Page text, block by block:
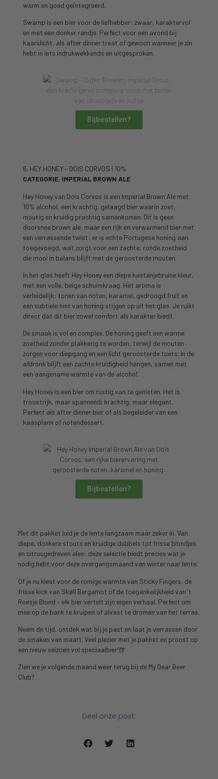
warm en goed geïntegreerd.
Swamp is een bier voor de liefhebber: zwaar, karaktervol
en met een donker randje. Perfect voor een avond bij
kaarslicht, als after dinner treat of gewoon wanneer je zin
hebt in iets indrukwekkends en uitgesproken.
Bijbestellen?
6. HEY HONEY – DOIS CORVOS | 10%
CATEGORIE: IMPERIAL BROWN ALE
Hey Honey van Dois Corvos is een Imperial Brown Ale met
10% alcohol, een krachtig, gelaagd bier waarin zoet,
moutig en kruidig prachtig samenkomen. Dit is geen
doorsnee brown ale, maar een rijk en verwarmend bier met
een verrassende twist: er is echte Portugese honing aan
toegevoegd, wat zorgt voor een zachte, ronde zoetheid
die mooi in balans blijft met de geroosterde mouten.
In het glas heeft Hey Honey een diepe kastanjebruine kleur,
met een volle, beige schuimkraag. Het aroma is
verleidelijk: tonen van noten, karamel, gedroogd fruit en
een subtiele hint van honing stijgen op uit het glas. Je ruikt
direct dat dit bier zowel comfort als karakter biedt.
De smaak is vol en complex. De honing geeft een warme
zoetheid zonder plakkerig te worden, terwijl de mouten
zorgen voor diepgang en een licht geroosterde toets. In de
afdronk blijft een zachte kruidigheid hangen, samen met
een aangename warmte van de alcohol.
Hey Honey is een bier om rustig van te genieten. Het is
troostrijk, maar spannend; krachtig, maar elegant.
Perfect als after dinner bier of als begeleider van een
kaasplank of notendessert.
Bijbestellen?
Met dit pakket luid je de lente langzaam maar zeker in. Van
diepe, donkere stouts en kruidige dubbels tot frisse blondjes
en citrusgedreven ales: deze selectie biedt precies wat je
nodig hebt voor deze overgangsmaand van winter naar lente.
Of je nu kiest voor de romige warmte van Sticky Fingers, de
frisse kick van Skøll Bergamot of de toegankelijkheid van ’t
Roesje Blond – elk bier vertelt zijn eigen verhaal. Perfect om
mee op de bank te kruipen of alvast te dromen van het terras.
Neem de tijd, ontdek wat bij je past en laat je verrassen door
de smaken van maart. Veel plezier met je pakket en proost op
een nieuw seizoen vol speciaalbier!🍺
Zien we je volgende maand weer terug bij de My Dear Beer
Club?
Deel onze post: